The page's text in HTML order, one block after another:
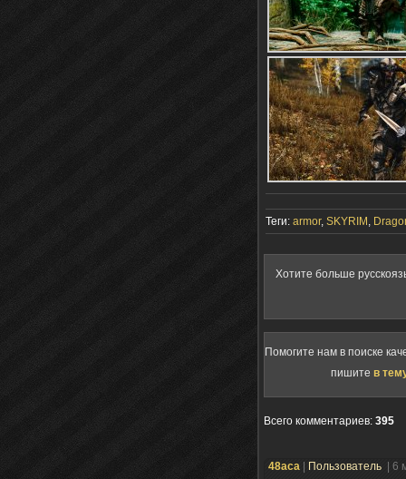
Теги: armor, SKYRIM ,
Хотите больше
Помогите нам в поиске
пишите в
Всего комментариев: 395
48aca Пользователь
| 6